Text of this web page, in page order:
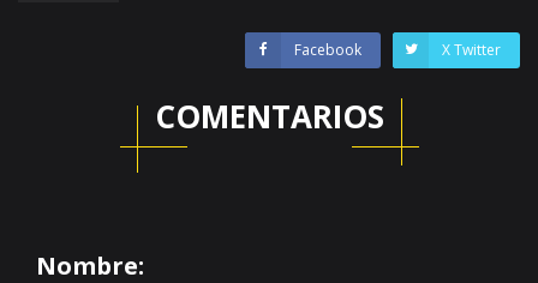
Facebook X Twitter
COMENTARIOS
Nombre: